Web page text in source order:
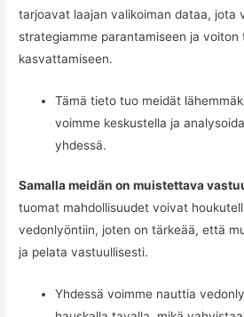
tarjoavat laajan valikoiman dataa, jota
strategiamme parantamiseen ja voiton
kasvattamiseen.
Tämä tieto tuo meidät
voimme keskustella ja
yhdessä.
Samalla meidän on muistettava
tuomat mahdollisuudet voivat
vedonlyöntiin, joten on tärkeää, että
ja pelata vastuullisesti.
Yhdessä voimme nauttia